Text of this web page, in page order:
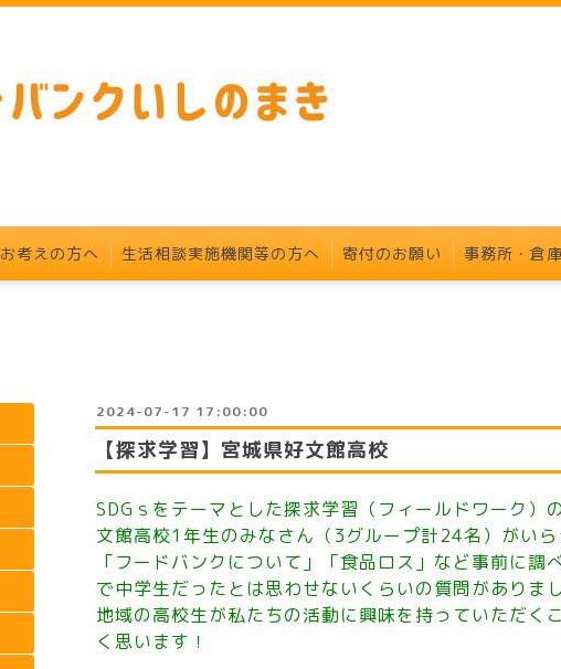
考えの方へ 生活相談実施機関等の方へ 寄付のお願い 事務所・倉
2024-07-17 17:00:00
【探求学習】宮城県好文館高校
SDGｓをテーマとした探求学習（フィールドワーク）
文館高校1年生のみなさん（3グループ計24名）がいら
「フードバンクについて」「食品ロス」など事前に調
で中学生だったとは思わせないくらいの質問がありまし
地域の高校生が私たちの活動に興味を持っていただく
く思います！